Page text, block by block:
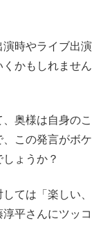
時やライブ出演
かもしれません
奥様は自身のこ
この発言がボケ
しょうか？
ては「楽しい、
平さんにツッコ